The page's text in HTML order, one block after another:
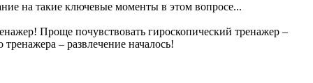
на такие ключевые моменты в этом вопросе...
Проще почувствовать гироскопический тренажер –
– развлечение началось!